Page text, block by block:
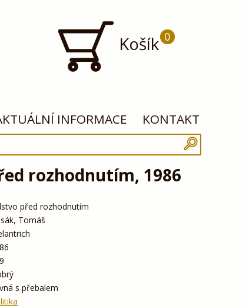
Košík 0
INFORMACE KONTAKT
rozhodnutím, 1986
před rozhodnutím
Tomáš
s přebalem